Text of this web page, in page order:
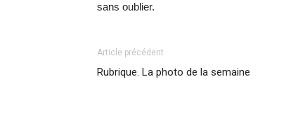
sans oublier.
Article précédent
Rubrique. La photo de la semaine